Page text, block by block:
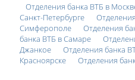
Отделения банка ВТБ в
Санкт-Петербурге
Симферополе
Отделения
банка ВТБ в Самаре
Джанкое
Отделения банка
Красноярске
Отделения